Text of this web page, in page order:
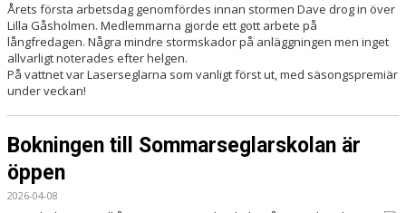
Årets första arbetsdag genomfördes innan stormen Dave drog in över
Lilla Gåsholmen. Medlemmarna gjorde ett gott arbete på
långfredagen. Några mindre stormskador på anläggningen men inget
allvarligt noterades efter helgen.
På vattnet var Laserseglarna som vanligt först ut, med säsongspremiär
under veckan!
Bokningen till Sommarseglarskolan är
öppen
2026-04-08